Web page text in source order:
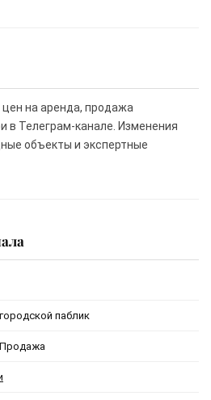
на аренда, продажа
в Телеграм-канале. Изменения
объекты и экспертные
паблик